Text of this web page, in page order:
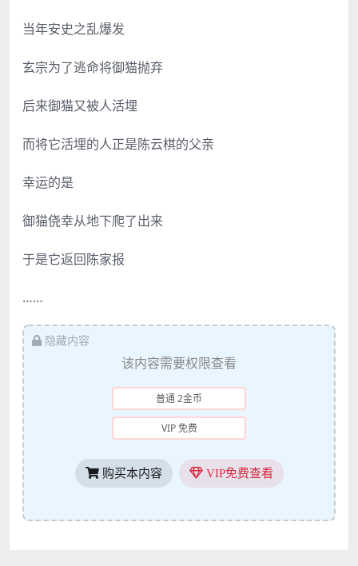
当年安史之乱爆发
玄宗为了逃命将御猫抛弃
后来御猫又被人活埋
而将它活埋的人正是陈云棋的父亲
幸运的是
御猫侥幸从地下爬了出来
于是它返回陈家报
……
隐藏内容
该内容需要权限查看
普通 2金币
VIP 免费
购买本内容 VIP免费查看